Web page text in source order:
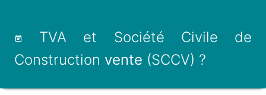
TVA et Société Civile de
Construction vente (SCCV) ?